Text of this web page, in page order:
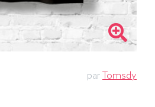
par Tomsdy